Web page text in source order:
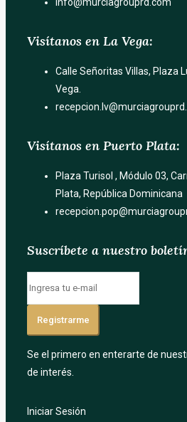
Visítanos en La Vega:
Calle Señoritas Villas, Plaza
Vega.
Visítanos en Puerto Plata:
Plaza Turisol , Módulo 03,
Plata, República Dominicana
Suscríbete a nuestro
Registrarme
Se el primero en enterarte de
de interés.
Iniciar Sesión